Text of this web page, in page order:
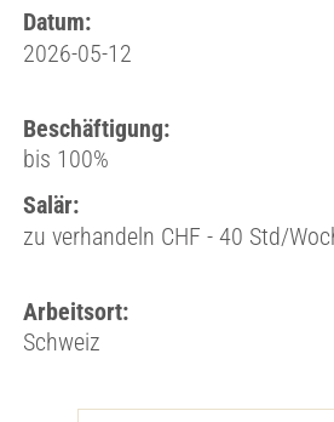
Datum:
2026-05-12
Beschäftigung:
bis 100%
Salär:
zu verhandeln CHF - 40 Std/
Arbeitsort:
Schweiz